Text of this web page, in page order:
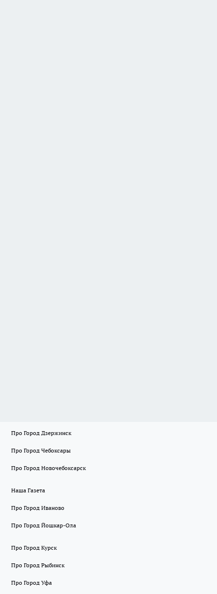
Про Город Дзержинск
Про Город Чебоксары
Про Город Новочебоксарск
Наша Газета
Про Город Иваново
Про Город Йошкар-Ола
Про Город Курск
Про Город Рыбинск
Про Город Уфа